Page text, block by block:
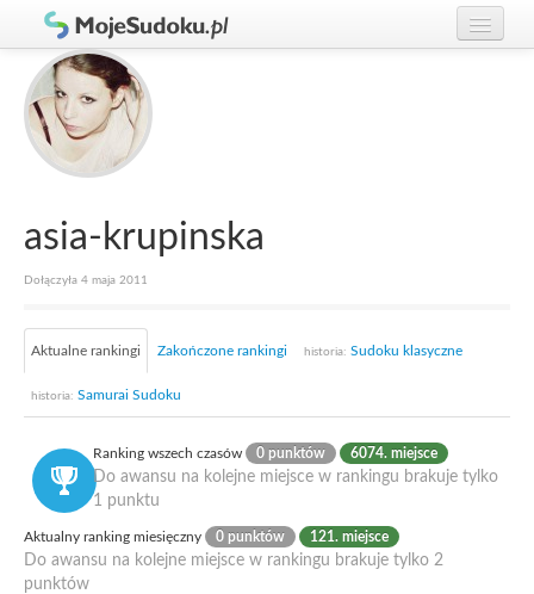
Graj w Sudoku!
Zasady Sudoku
Rankingi
Gracze
asia-krupinska
Dołączyła 4 maja 2011
Aktualne rankingi Zakończone rankingi historia: Sudoku klasyczne
historia: Samurai Sudoku
Ranking wszech czasów 0 punktów 6074. miejsce
Do awansu na kolejne miejsce w rankingu brakuje tylko
1 punktu
Aktualny ranking miesięczny 0 punktów 121. miejsce
Do awansu na kolejne miejsce w rankingu brakuje tylko 2
punktów